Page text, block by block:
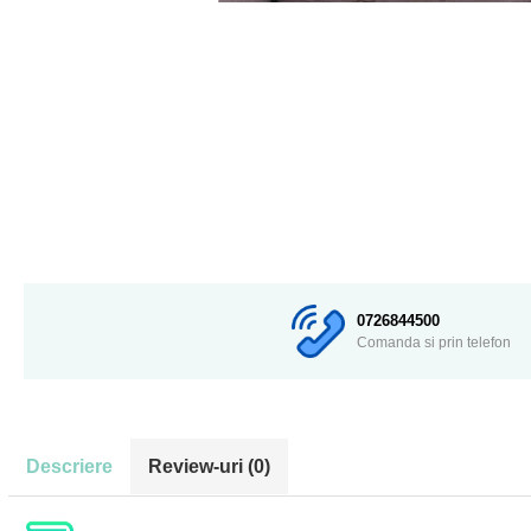
0726844500
Comanda si prin telefon
Descriere Review-uri (0)